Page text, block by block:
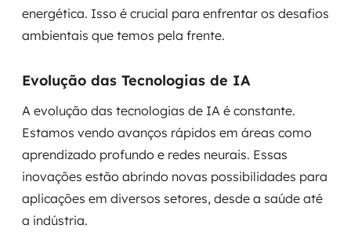
energética. Isso é crucial para enfrentar os desafios
ambientais que temos pela frente.
Evolução das Tecnologias de IA
A evolução das tecnologias de IA é constante.
Estamos vendo avanços rápidos em áreas como
aprendizado profundo e redes neurais. Essas
inovações estão abrindo novas possibilidades para
aplicações em diversos setores, desde a saúde até
a indústria.